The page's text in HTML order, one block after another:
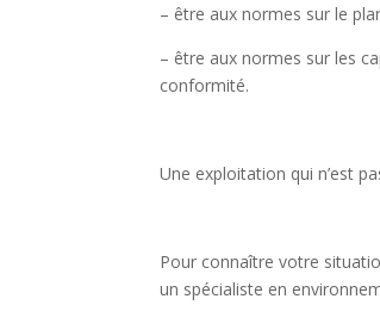
– être aux normes sur le
– être aux normes sur les
conformité.
Une exploitation qui n’est
Pour connaître votre
un spécialiste en